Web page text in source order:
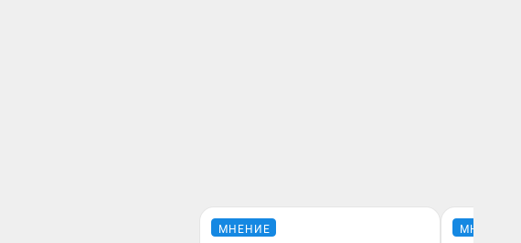
МНЕНИЕ МНЕНИЕ